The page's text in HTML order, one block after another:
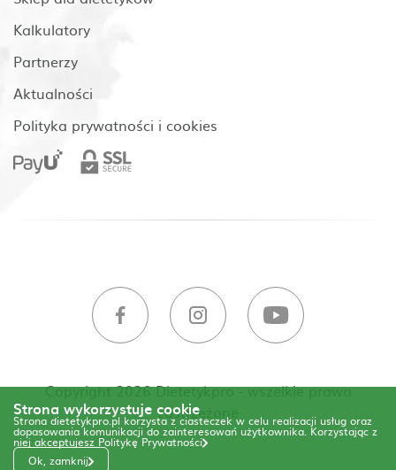
Kalkulatory
Partnerzy
Aktualności
Polityka prywatności i cookies
Copyright 2026 Dietetykpro - wszelkie prawa
zastrzeżone
Strona wykorzystuje cookie
Strona dietetykpro.pl korzysta z ciasteczek w celu realizacji usług oraz
dopasowania komunikacji do zainteresowań użytkownika. Korzystając z
niej akceptujesz Politykę Prywatności
Ok, zamknij